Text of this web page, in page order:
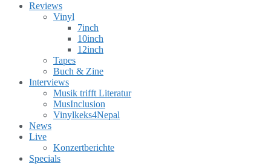
Reviews
Vinyl
7inch
10inch
12inch
Tapes
Buch & Zine
Interviews
Musik trifft Literatur
MusInclusion
Vinylkeks4Nepal
News
Live
Konzertberichte
Specials